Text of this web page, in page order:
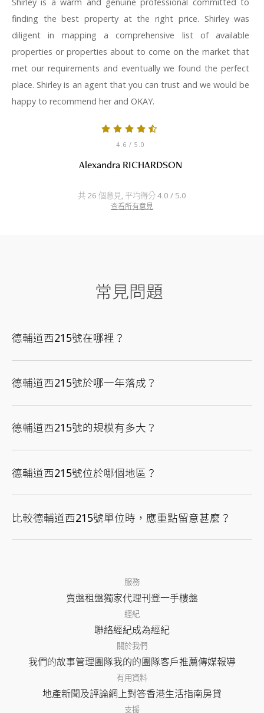
finding the best property at the right price. Shirley was
diligent in mapping a comprehensive list of available
properties or properties about to come on the market that
met our requirements and eventually we found the perfect
place. Shirley is an agent that you can trust and we would be
happy to recommend her and OKAY.
4.6 / 5.0
Alexandra RICHARDSON
共 26 個意見, 平均得分 4.0 / 5.0
查看所有意見
常見問題
德輔道西215號在哪裡？
德輔道西215號於哪一年落成？
德輔道西215號的規模有多大？
德輔道西215號位於哪個地區？
比較德輔道西215號單位時，應重點留意甚麼？
服務
賣盤租盤獨家代理刊登一手樓盤
經紀
聯絡經紀成為經紀
關於我們
我們的故事管理團隊我的的團隊客戶推薦傳媒報導
有用資料
地產新聞及評論網上對答香港生活指南房貸
支援